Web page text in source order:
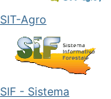
SIT-Agro
SIF - Sistema